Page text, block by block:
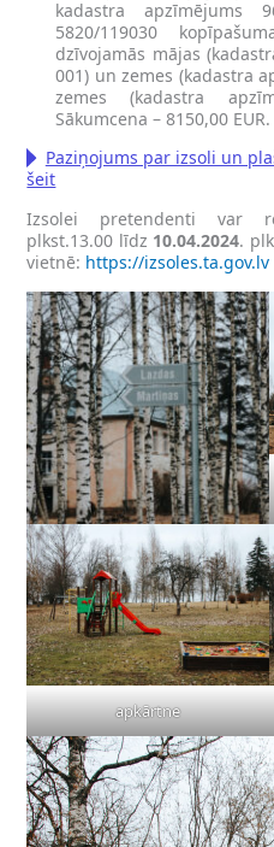
kadastra apzīmējums
5820/119030
dzīvojamās mājas
001) un zemes (kadastra
zemes (kadastra
Sākumcena – 8150,00 EUR.
Paziņojums par izsoli un
šeit
Izsolei pretendenti var
plkst.13.00 līdz 10.04.2024.
vietnē: https://izsoles.ta.gov.lv
apkārtne